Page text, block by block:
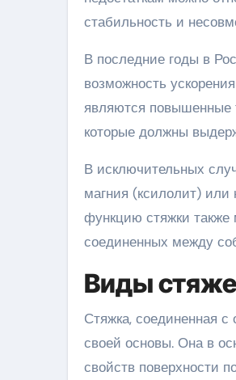
стабильность и
В последние годы в
возможность
являются повышенные
которые должны
В исключительных
магния (ксилолит) или
функцию стяжки
соединенных между
Виды
Стяжка, соединенная
своей основы. Она в
свойств поверхности